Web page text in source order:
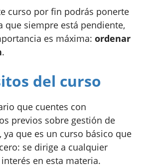
curso por fin podrás ponerte
que siempre está pendiente,
es máxima: ordenar
.
del curso
que cuentes con
previos sobre gestión de
ya que es un curso básico que
se dirige a cualquier
en esta materia.